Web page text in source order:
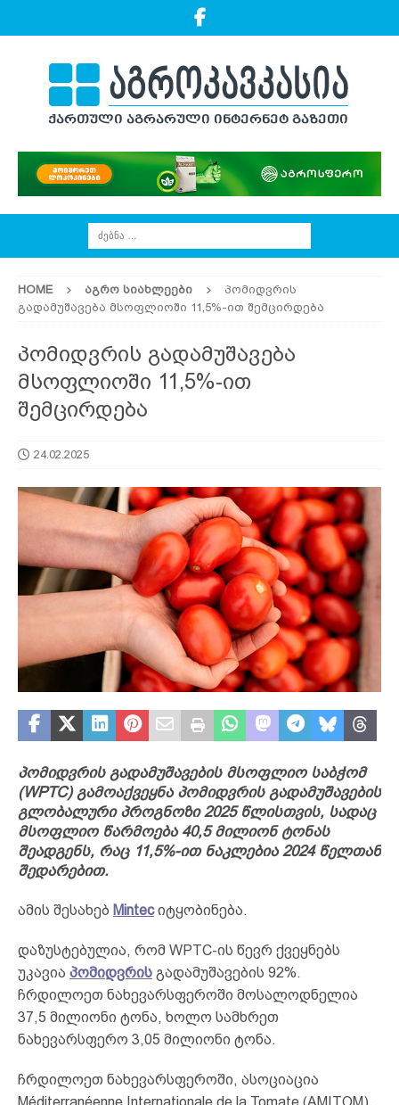
HOME ᲐᲒᲠᲝ ᲡᲘᲐᲮᲚᲔᲔᲑᲘ
პომიდვრის
გადამუშავება მსოფლიოში 11,5%-ით შემცირდება
პომიდვრის გადამუშავება
მსოფლიოში 11,5%-ით
შემცირდება
24.02.2025
პომიდვრის გადამუშავების მსოფლიო საბჭომ
(WPTC) გამოაქვეყნა პომიდვრის გადამუშავების
გლობალური პროგნოზი 2025 წლისთვის, სადაც
მსოფლიო წარმოება 40,5 მილიონ ტონას
შეადგენს, რაც 11,5%-ით ნაკლებია 2024 წელთან
შედარებით.
ამის შესახებ Mintecიტყობინება.
დაზუსტებულია, რომ WPTC-ის წევრ ქვეყნებს
უკავია პომიდვრის გადამუშავების 92%.
ჩრდილოეთ ნახევარსფეროში მოსალოდნელია
37,5 მილიონი ტონა, ხოლო სამხრეთ
ნახევარსფერო 3,05 მილიონი ტონა.
ჩრდილოეთ ნახევარსფეროში, ასოციაცია
Méditerranéenne Internationale de la Tomate (AMITOM),